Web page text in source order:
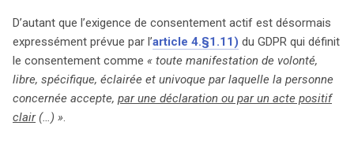
D’autant que l’exigence de consentement actif est désormais
expressément prévue par l’article 4.§1.11) du GDPR qui définit
le consentement comme « toute manifestation de volonté,
libre, spécifique, éclairée et univoque par laquelle la personne
concernée accepte, par une déclaration ou par un acte positif
clair(…) ».